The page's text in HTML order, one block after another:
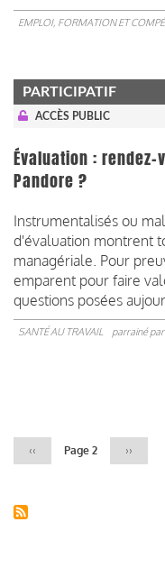
EMPLOI, FORMATION ET
PARTICIPATIF
ACCÈS PUBLIC
Évaluation :
Pandore ?
Instrumentalisés ou
d'évaluation montrent
managériale. Pour
emparent pour faire
questions posées
SANTÉ AU TRAVAIL parrainé par
Page
précédente
‹‹ Page 2
Page
››